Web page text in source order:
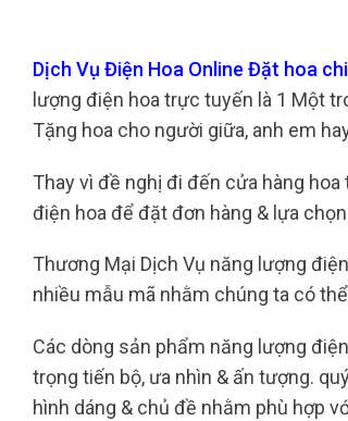
Dịch Vụ Điện Hoa Online Đặt hoa
lượng điện hoa trực tuyến là 1 Một
Tặng hoa cho người giữa, anh em
Thay vì đề nghị đi đến cửa hàng
điện hoa để đặt đơn hàng & lựa
Thương Mại Dịch Vụ năng lượng
nhiều mẫu mã nhằm chúng ta có
Các dòng sản phẩm năng lượng
trọng tiến bộ, ưa nhìn & ấn tượng.
hình dáng & chủ đề nhằm phù hợp